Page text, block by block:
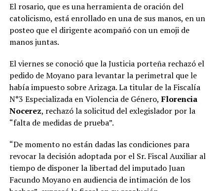
El rosario, que es una herramienta de oración del
catolicismo, está enrollado en una de sus manos, en un
posteo que el dirigente acompañó con un emoji de
manos juntas.
El viernes se conoció que la Justicia porteña rechazó el
pedido de Moyano para levantar la perimetral que le
había impuesto sobre Arizaga. La titular de la Fiscalía
N°3 Especializada en Violencia de Género, Florencia
Nocerez, rechazó la solicitud del exlegislador por la
“falta de medidas de prueba”.
“De momento no están dadas las condiciones para
revocar la decisión adoptada por el Sr. Fiscal Auxiliar al
tiempo de disponer la libertad del imputado Juan
Facundo Moyano en audiencia de intimación de los